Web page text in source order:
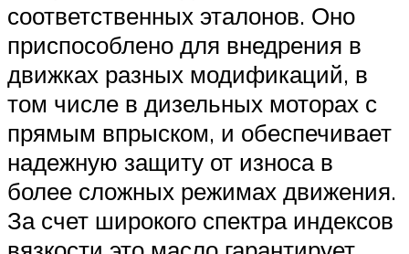
соответственных эталонов. Оно
приспособлено для внедрения в
движках разных модификаций, в
том числе в дизельных моторах с
прямым впрыском, и обеспечивает
надежную защиту от износа в
более сложных режимах движения.
За счет широкого спектра индексов